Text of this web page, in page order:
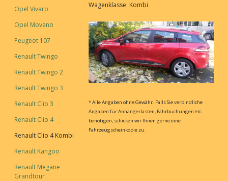
Opel Vivaro
Opel Movano
Peugeot 107
Renault Twingo
Renault Twingo 2
Renault Twingo 3
Renault Clio 3
Renault Clio 4
Renault Clio 4 Kombi
Renault Kangoo
Renault Megane
Grandtour
Wagenklasse: Kombi
* Alle Angaben ohne Gewähr. Falls Sie verbindliche
Angaben für Anhängerlasten, Fährbuchungen etc.
benötigen, schicken wir Ihnen gerne eine
Fahrzeugscheinkopie zu.